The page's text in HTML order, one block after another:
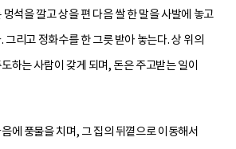
석을 깔고 상을 편 다음 쌀 한 말을 사발에 놓고
그리고 정화수를 한 그릇 받아 놓는다. 상 위의
하는 사람이 갖게 되며, 돈은 주고받는 일이
에 풍물을 치며, 그 집의 뒤꼍으로 이동해서